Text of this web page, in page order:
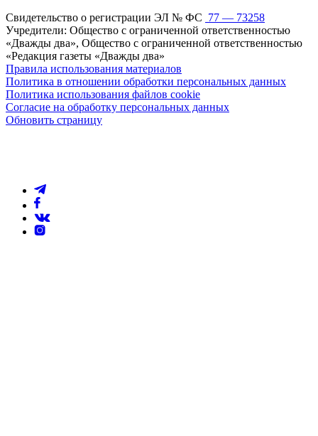
Свидетельство о регистрации ЭЛ № ФС 77 — 73258
Учредители: Общество с ограниченной ответственностью
«Дважды два», Общество с ограниченной ответственностью
«Редакция газеты «Дважды два»
Правила использования материалов
Политика в отношении обработки персональных данных
Политика использования файлов cookie
Согласие на обработку персональных данных
Обновить страницу